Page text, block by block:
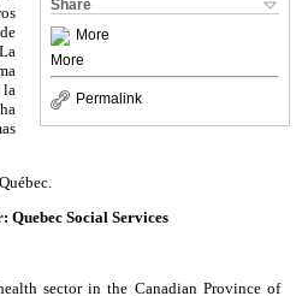
Share
More
More
Permalink
la
Social Services
sector in the Canadian Province of